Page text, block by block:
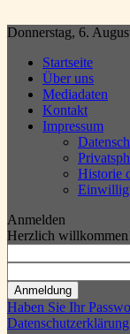
Donnerstag, 6.
Startseite
Über uns
Mediadaten
Kontakt
Impressum
Historie
Anmelden
Herzlich
Haben Sie Ihr
Datenschutzerklärung